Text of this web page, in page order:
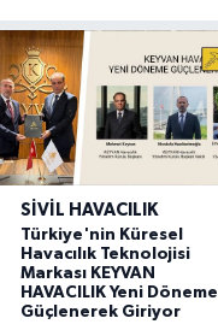
SIVIL HAVACILIK
Türkiye'nin Küresel
Havacılık Teknolojisi
Markası KEYVAN
HAVACILIK Yeni Döneme
Güçlenerek Giriyor